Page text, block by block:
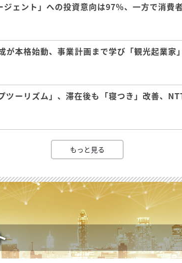
ジェント」への投資意向は97％、一方で消
が本格始動、事業計画まで学び「観光起業
ツーリズム」、滞在後も「寝つき」改善、
もっと見る